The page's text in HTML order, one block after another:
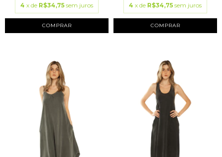
4 x de R$34,75 sem juros
COMPRAR
4 x de R$34,75 sem juros
COMPRAR